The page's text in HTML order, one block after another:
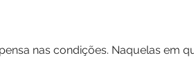
nas condições. Naquelas em